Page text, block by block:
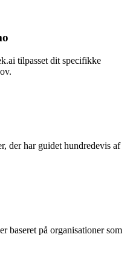
tilpasset dit specifikke
der har guidet hundredevis af
baseret på organisationer som